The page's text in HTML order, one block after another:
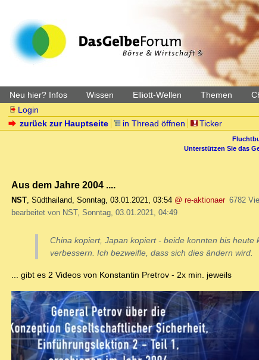
Neu hier? Infos Wissen Elliott-Wellen Themen
Login
zurück zur Hauptseite
in Thread öffnen Ticker
Unterstützen Sie das
Aus dem Jahre 2004 ....
NST, Südthailand, Sonntag, 03.01.2021, 03:54 @ re-aktionaer 6782
bearbeitet von NST, Sonntag, 03.01.2021, 04:49
China kopiert, Japan kopiert - beide konnten bis
verbessern. Ich bezweifle, dass sich dies ändern wird.
... gibt es 2 Videos von Konstantin Pretrov - 2x min. jeweils